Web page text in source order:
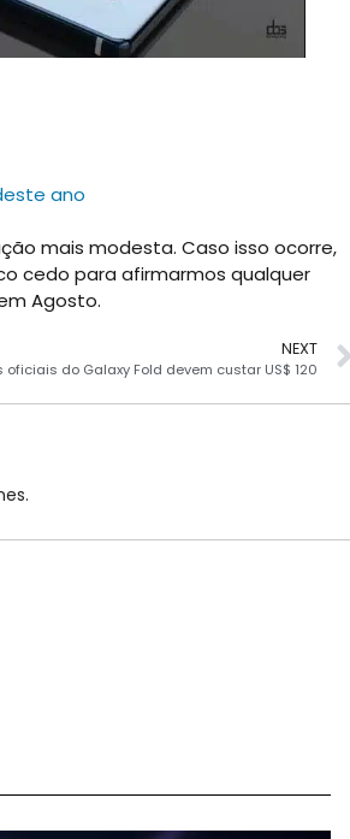
ano
mais modesta. Caso isso ocorre,
cedo para afirmarmos qualquer
Agosto.
NEXT
oficiais do Galaxy Fold devem custar US$ 120